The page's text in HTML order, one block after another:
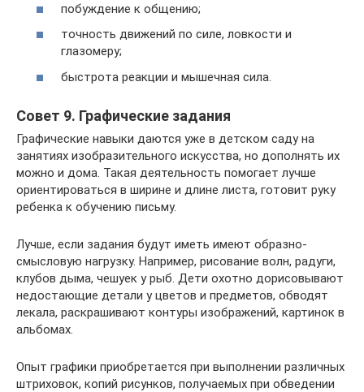
побуждение к общению;
точность движений по силе, ловкости и
глазомеру;
быстрота реакции и мышечная сила.
Совет 9. Графические задания
Графические навыки даются уже в детском саду на
занятиях изобразительного искусства, но дополнять их
можно и дома. Такая деятельность помогает лучше
ориентироваться в ширине и длине листа, готовит руку
ребенка к обучению письму.
Лучше, если задания будут иметь имеют образно-
смысловую нагрузку. Например, рисование волн, радуги,
клубов дыма, чешуек у рыб. Дети охотно дорисовывают
недостающие детали у цветов и предметов, обводят
лекала, раскрашивают контуры изображений, картинок в
альбомах.
Опыт графики приобретается при выполнении различных
штриховок, копий рисунков, получаемых при обведении